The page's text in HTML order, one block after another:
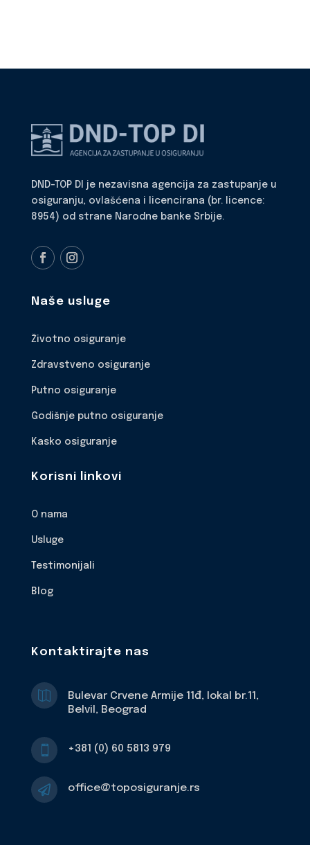
DND-TOP DI je nezavisna agencija za zastupanje u
osiguranju, ovlašćena i licencirana (br. licence:
8954) od strane Narodne banke Srbije.
Naše usluge
Životno osiguranje
Zdravstveno osiguranje
Putno osiguranje
Godišnje putno osiguranje
Kasko osiguranje
Korisni linkovi
O nama
Usluge
Testimonijali
Blog
Kontaktirajte nas

Bulevar Crvene Armije 11đ, lokal br.11,
Belvil, Beograd
 +381 (0) 60 5813 979
 office@toposiguranje.rs